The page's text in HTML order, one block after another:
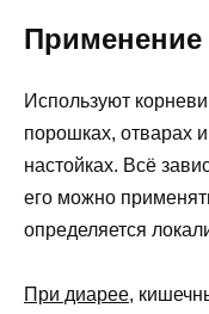
Применение
Используют
порошках, отварах
настойках. Всё
его можно
определяется
При диарее,